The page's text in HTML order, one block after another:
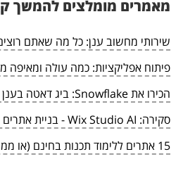
מאמרים מומלצים להמשך
שירותי מחשוב ענן: כל מה שאתם
פיתוח אפליקציות: כמה עולה ומאיפה
הכירו את Snowflake: ביג דאטה בענן להמונים
סקירה: Wix Studio AI - בניית אתרים בעזרת בינה מלאכותית
15 אתרים ללימוד תכנות בחינם (או ממש בזול)